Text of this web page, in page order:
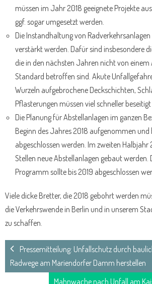
müssen im Jahr 2018 geeignete Projekte
ggf. sogar umgesetzt werden.
Die Instandhaltung von
verstärkt werden. Dafür sind insbesondere
die in den nächsten Jahren nicht von
Standard betroffen sind. Akute
Wurzeln aufgebrochene Deckschichten,
Pflasterungen müssen viel schneller beseitigt
Die Planung für Abstellanlagen im ganzen
Beginn des Jahres 2018 aufgenommen
abgeschlossen werden. Im zweiten Halbjahr
Stellen neue Abstellanlagen gebaut werden.
Programm sollte bis 2019 abgeschlossen
Viele dicke Bretter, die 2018 gebohrt werden
die Verkehrswende in Berlin und in unserem
zu schaffen.
Pressemitteilung: Unfallschutz durch
Radwege am Mariendorfer Damm herstellen
Mahnwache nach Unfall am